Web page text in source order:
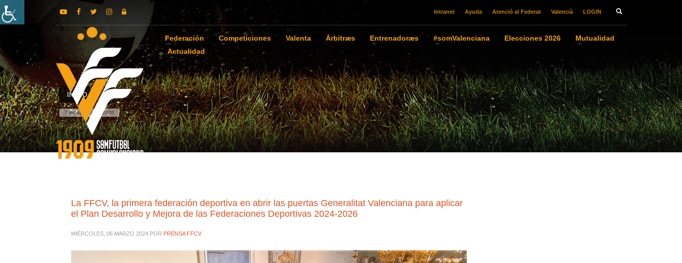
Intranet Ayuda Atenció al Federat Valencià LOGIN
Federación Competiciones Valenta Àrbitræs Entrenadoræs #somValenciana Elecciones 2026
Mutualidad
Actualidad
INICIO
7 de agosto de 2026
La FFCV, la primera federación deportiva en abrir las puertas Generalitat Valenciana para aplicar
el Plan Desarrollo y Mejora de las Federaciones Deportivas 2024-2026
MIÉRCOLES, 06 MARZO 2024 POR PRENSA FFCV